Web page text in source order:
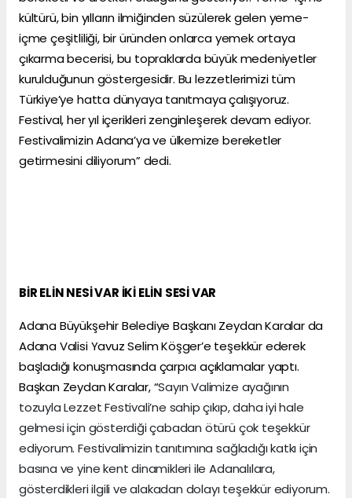
kültürü, bin yılların ilmiğinden süzülerek gelen yeme-
içme çeşitliliği, bir üründen onlarca yemek ortaya
çıkarma becerisi, bu topraklarda büyük medeniyetler
kurulduğunun göstergesidir. Bu lezzetlerimizi tüm
Türkiye’ye hatta dünyaya tanıtmaya çalışıyoruz.
Festival, her yıl içerikleri zenginleşerek devam ediyor.
Festivalimizin Adana’ya ve ülkemize bereketler
getirmesini diliyorum” dedi.
BİR ELİN NESİ VAR İKİ ELİN SESİ VAR
Adana Büyükşehir Belediye Başkanı Zeydan Karalar da
Adana Valisi Yavuz Selim Köşger’e teşekkür ederek
başladığı konuşmasında çarpıcı açıklamalar yaptı.
Başkan Zeydan Karalar, “Sayın Valimize ayağının
tozuyla Lezzet Festivali’ne sahip çıkıp, daha iyi hale
gelmesi için gösterdiği çabadan ötürü çok teşekkür
ediyorum. Festivalimizin tanıtımına sağladığı katkı için
basına ve yine kent dinamikleri ile Adanalılara,
gösterdikleri ilgili ve alakadan dolayı teşekkür ediyorum.